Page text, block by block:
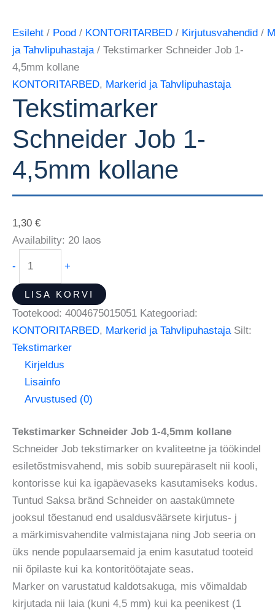
Esileht / Pood / KONTORITARBED / Kirjutusvahendid /
ja Tahvlipuhastaja/ Tekstimarker Schneider Job 1-
4,5mm kollane
KONTORITARBED, Markerid ja Tahvlipuhastaja
Tekstimarker
Schneider Job 1-
4,5mm kollane
1,30 €
Availability: 20 laos
- +
LISA KORVI
Tootekood: 4004675015051 Kategooriad:
KONTORITARBED, Markerid ja Tahvlipuhastaja Silt:
Tekstimarker
Kirjeldus
Lisainfo
Arvustused (0)
Tekstimarker Schneider Job 1-4,5mm kollane
Schneider Job tekstimarker on kvaliteetne ja töökindel
esiletõstmisvahend, mis sobib suurepäraselt nii kooli,
kontorisse kui ka igapäevaseks kasutamiseks kodus.
Tuntud Saksa bränd Schneider on aastakümnete
jooksul tõestanud end usaldusväärsete kirjutus- j
a märkimisvahendite valmistajana ning Job seeria on
üks nende populaarsemaid ja enim kasutatud tooteid
nii õpilaste kui ka kontoritöötajate seas.
Marker on varustatud kaldotsakuga, mis võimaldab
kirjutada nii laia (kuni 4,5 mm) kui ka peenikest (1